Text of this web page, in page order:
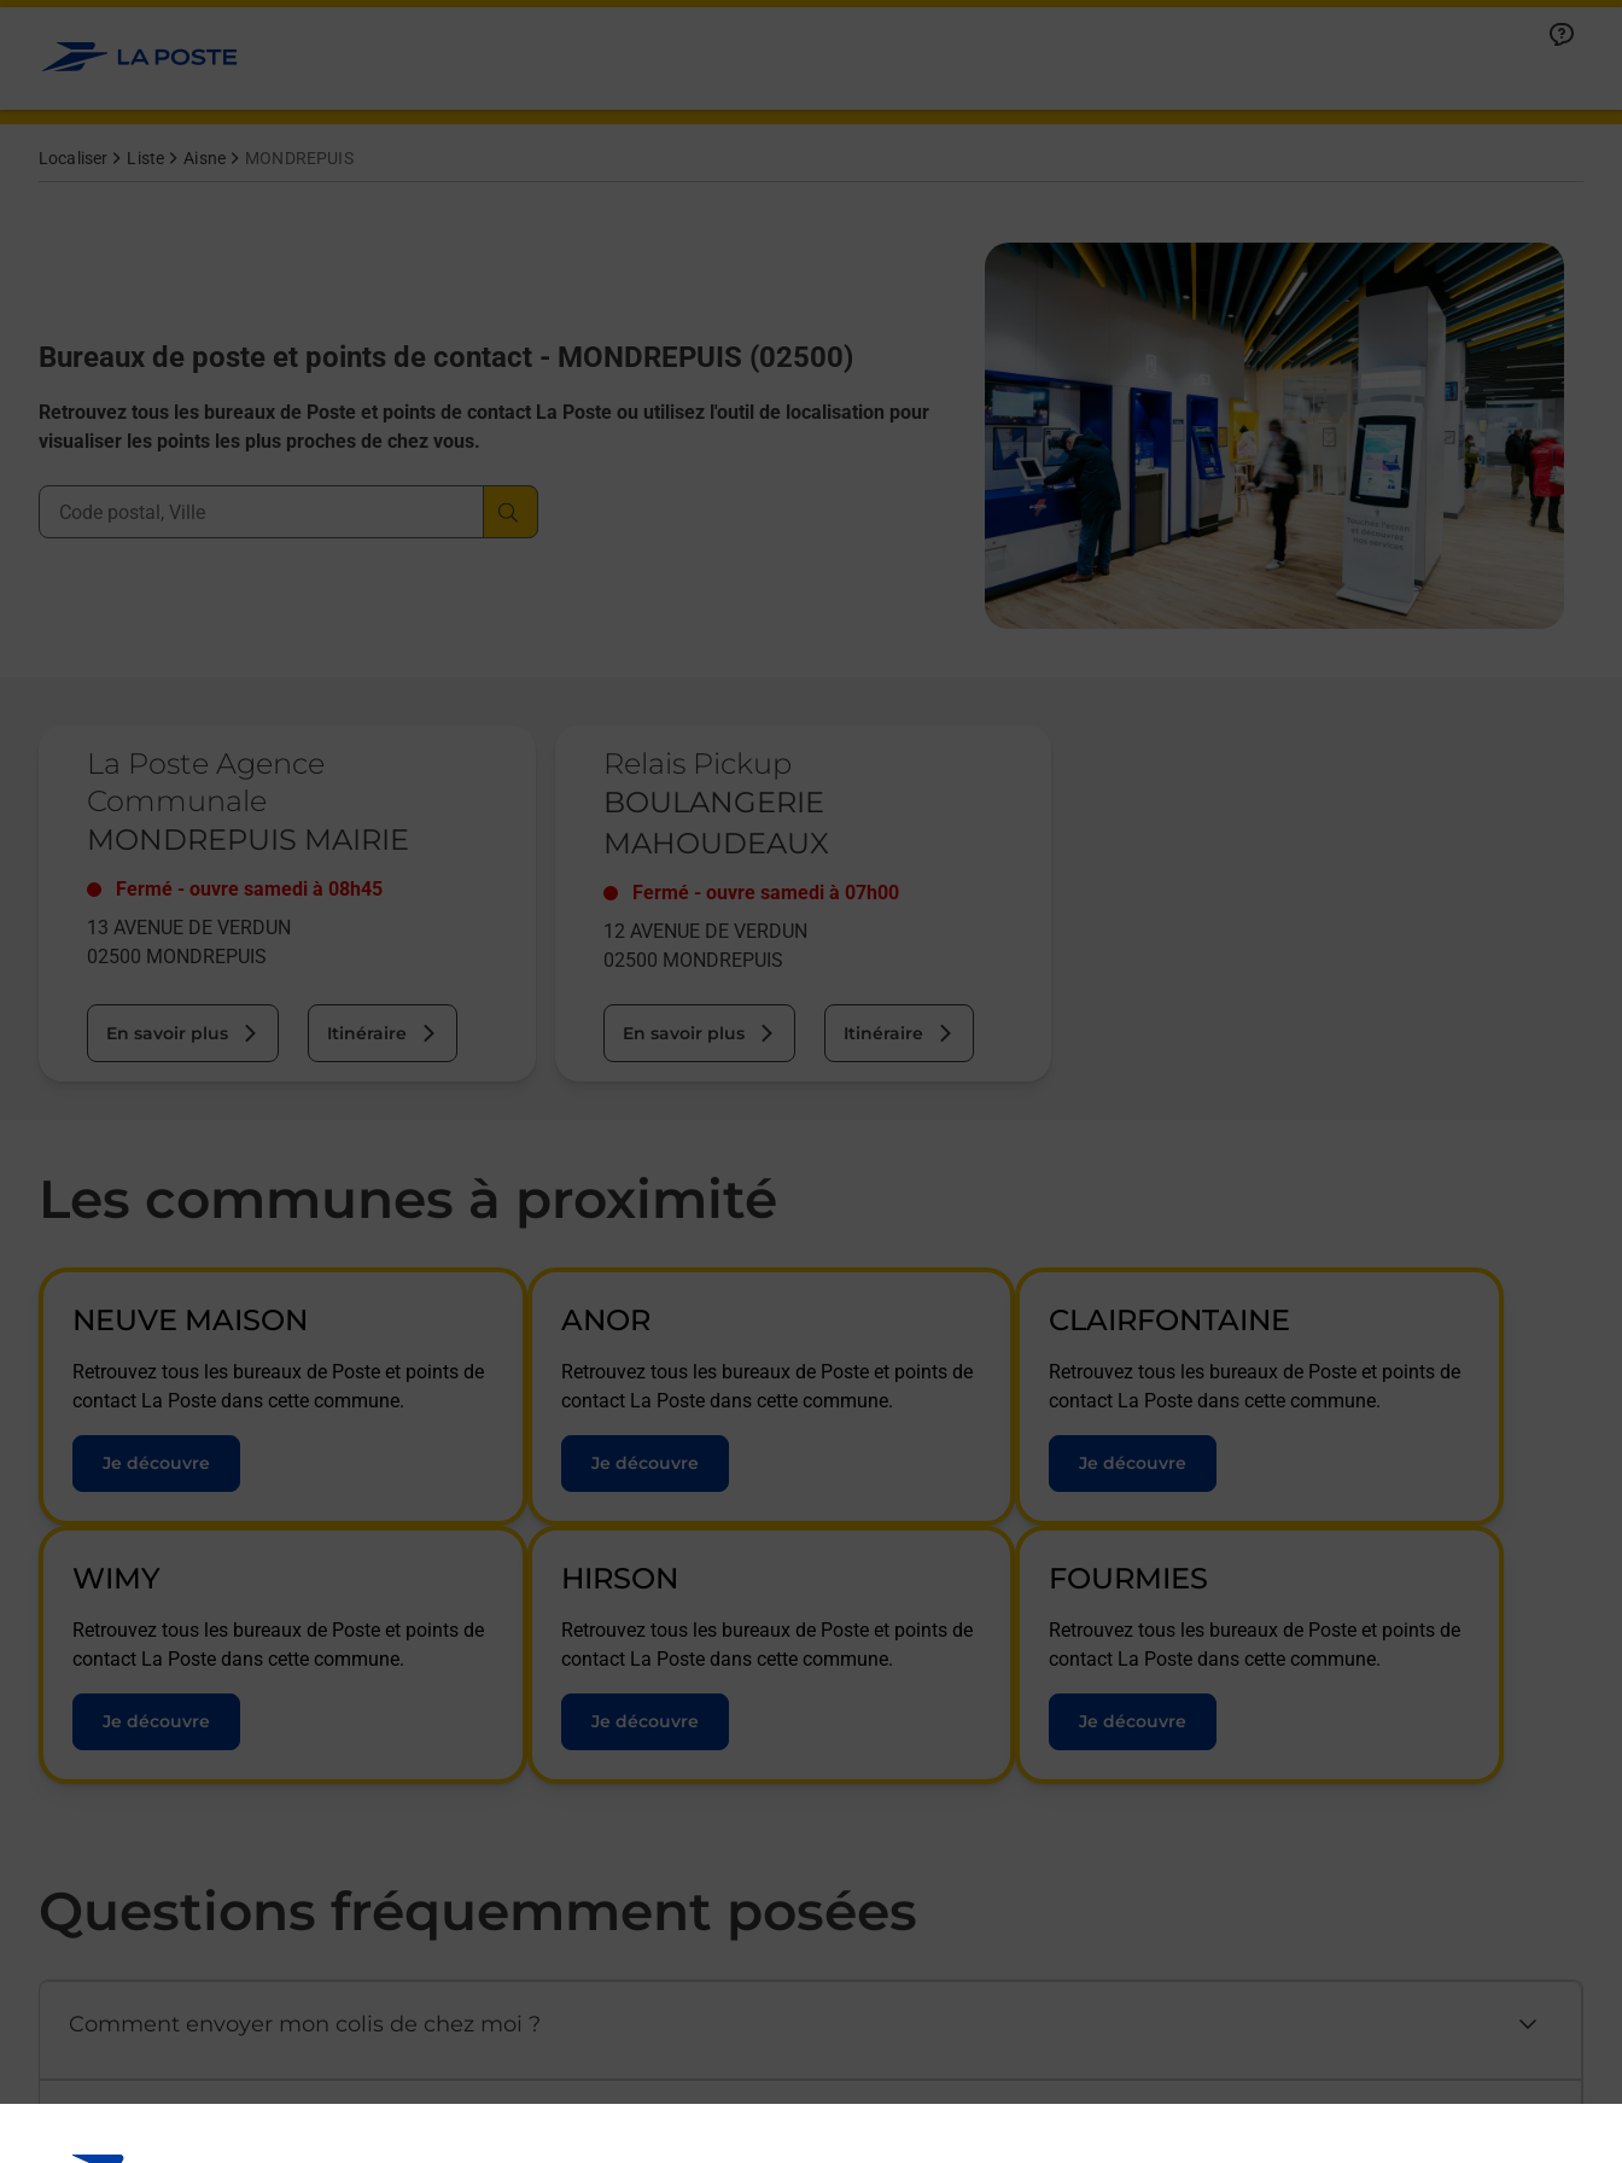
Allez au contenu
Localiser Liste Aisne MONDREPUIS
Bureaux de poste et points de contact - MONDREPUIS (02500)
Retrouvez tous les bureaux de Poste et points de contact La Poste ou utilisez l'outil de localisation pour
visualiser les points les plus proches de chez vous.
Ville, Département, Code Postal
La Poste Agence
Communale
MONDREPUIS MAIRIE
Fermé - ouvre samedi à 08h45
13 AVENUE DE VERDUN
02500 MONDREPUIS
En savoir plus Itinéraire
Relais Pickup
BOULANGERIE
MAHOUDEAUX
Fermé - ouvre samedi à 07h00
12 AVENUE DE VERDUN
02500 MONDREPUIS
En savoir plus Itinéraire
Les communes à proximité
NEUVE MAISON
Retrouvez tous les bureaux de Poste et points de
contact La Poste dans cette commune.
Je découvre
ANOR
Retrouvez tous les bureaux de Poste et points de
contact La Poste dans cette commune.
Je découvre
CLAIRFONTAINE
Retrouvez tous les bureaux de Poste et points de
contact La Poste dans cette commune.
Je découvre
WIMY
Retrouvez tous les bureaux de Poste et points de
contact La Poste dans cette commune.
Je découvre
HIRSON
Retrouvez tous les bureaux de Poste et points de
contact La Poste dans cette commune.
Je découvre
FOURMIES
Retrouvez tous les bureaux de Poste et points de
contact La Poste dans cette commune.
Je découvre
Questions fréquemment posées
Comment envoyer mon colis de chez moi ?
Afficher ou masquer la réponse
Afficher ou masquer la réponse
Afficher ou masquer la réponse
Afficher ou masquer la réponse
Afficher ou masquer la réponse